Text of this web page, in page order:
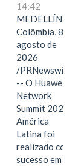
14:42
MEDELLÍN,
Colômbia, 8 de
agosto de
2026
/PRNewswire/
-- O Huawei
Network
Summit 2026
América
Latina foi
realizado com
sucesso em